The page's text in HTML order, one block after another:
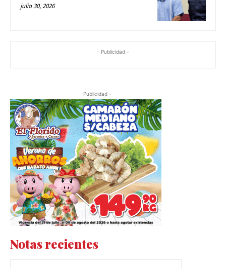
julio 30, 2026
- Publicidad -
-Publicidad -
Notas recientes